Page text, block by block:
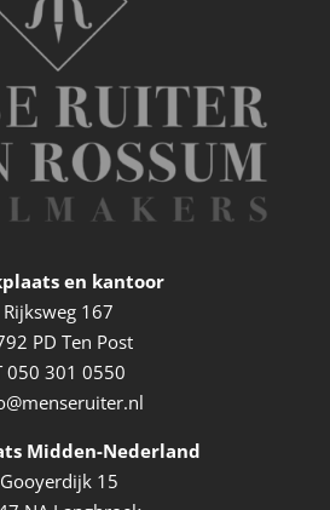
en kantoor
Rijksweg 167
PD Ten Post
050 301 0550
Midden-Nederland
Gooyerdijk 15